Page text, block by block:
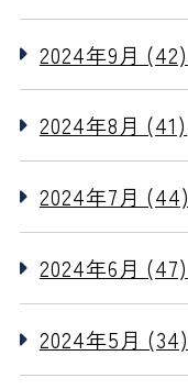
2024年9月 (42)
2024年8月 (41)
2024年7月 (44)
2024年6月 (47)
2024年5月 (34)